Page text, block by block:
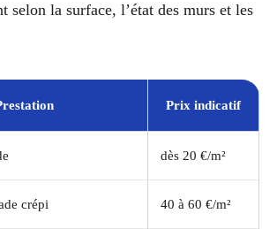
selon la surface, l’état des murs et les
Prix indicatif
dès 20 €/m²
crépi 40 à 60 €/m²